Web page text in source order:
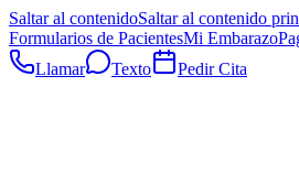
Saltar al contenidoSaltar al contenido
Formularios de PacientesMi Embarazo
Llamar
Texto Pedir Cita